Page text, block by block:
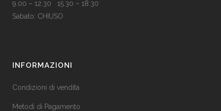
9.00 – 12.30 15.30 – 18.30
Sabato: CHIUSO
INFORMAZIONI
Condizioni di vendita
Metodi di Pagamento